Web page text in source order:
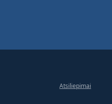
Atsiliepimai